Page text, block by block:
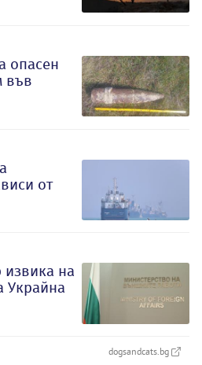
опасен
във
от
на
Украйна
dogsandcats.bg